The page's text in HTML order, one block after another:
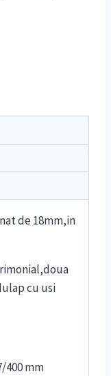
de 18mm,in
cu usi
400 mm